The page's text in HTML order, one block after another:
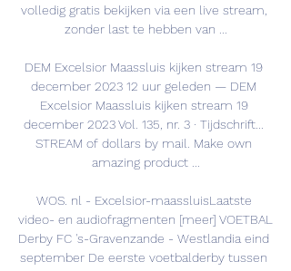
volledig gratis bekijken via een live stream,
zonder last te hebben van ...
DEM Excelsior Maassluis kijken stream 19
december 2023 12 uur geleden — DEM
Excelsior Maassluis kijken stream 19
december 2023 Vol. 135, nr. 3 · ‎Tijdschrift...
STREAM of dollars by mail. Make own
amazing product ...
WOS. nl - Excelsior-maassluisLaatste
video- en audiofragmenten [meer] VOETBAL
Derby FC 's-Gravenzande - Westlandia eind
september De eerste voetbalderby tussen